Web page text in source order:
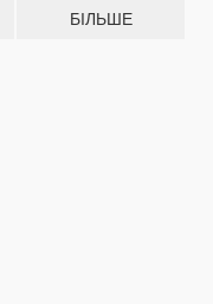
БІЛЬШЕ